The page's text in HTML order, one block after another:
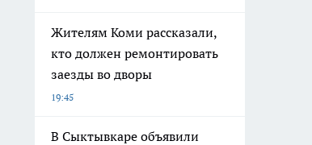
Жителям Коми рассказали,
кто должен ремонтировать
заезды во дворы
19:45
В Сыктывкаре объявили